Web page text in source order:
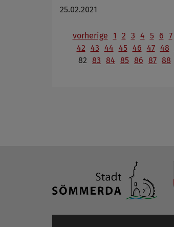
25.02.2021
vorherige 1 2 3 4 5 6 7
42 43 44 45 46 47 48
82 83 84 85 86 87 88